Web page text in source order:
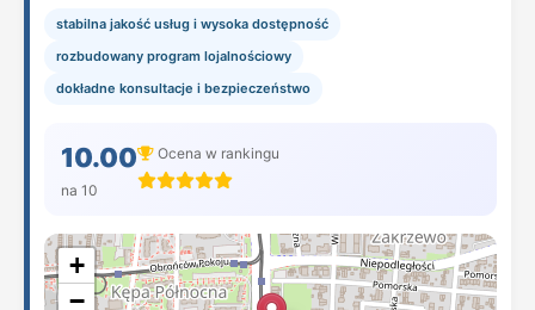
stabilna jakość usług i wysoka dostępność
rozbudowany program lojalnościowy
dokładne konsultacje i bezpieczeństwo
10.00
na 10
Ocena w rankingu
+
−